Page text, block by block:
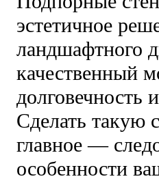
эстетичное
ландшафтного
качественный
долговечность
Сделать такую
главное —
особенности